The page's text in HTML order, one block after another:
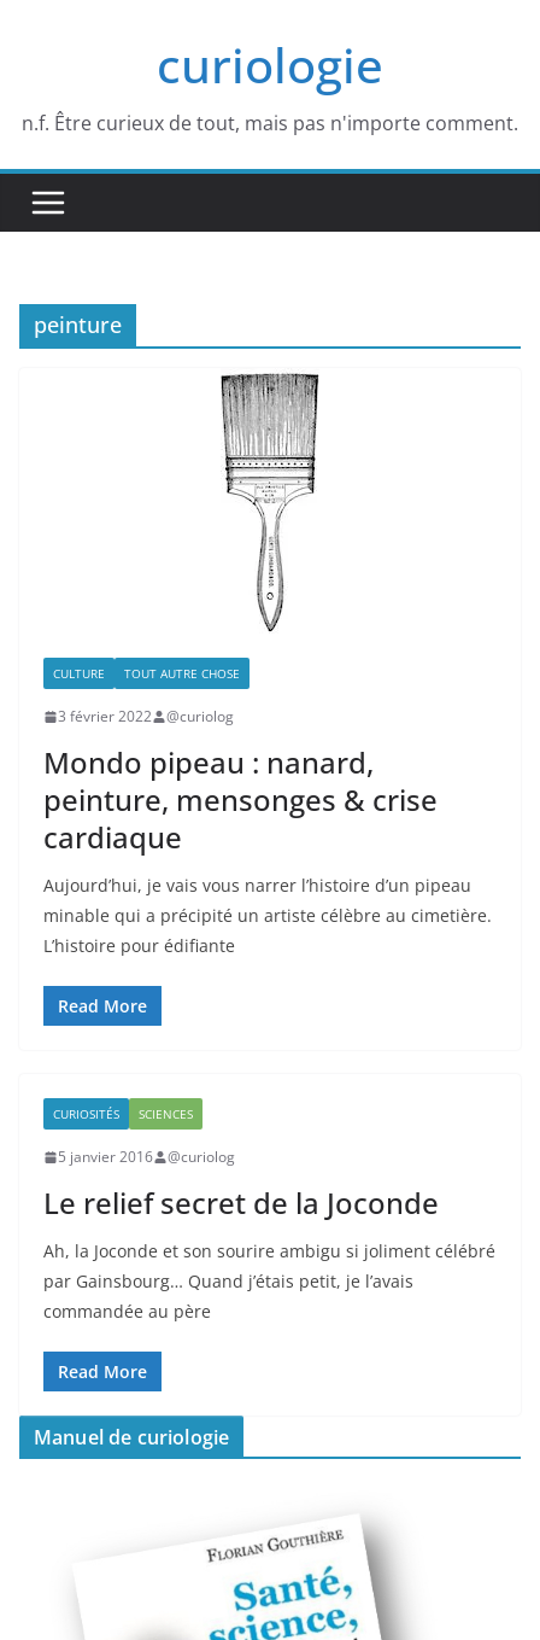
curiologie
n.f. Être curieux de tout, mais pas n'importe comment.
peinture
CULTURE TOUT AUTRE CHOSE
3 février 2022 @curiolog
Mondo pipeau : nanard,
peinture, mensonges & crise
cardiaque
Aujourd’hui, je vais vous narrer l’histoire d’un pipeau
minable qui a précipité un artiste célèbre au cimetière.
L’histoire pour édifiante
Read More
CURIOSITÉS SCIENCES
5 janvier 2016 @curiolog
Le relief secret de la Joconde
Ah, la Joconde et son sourire ambigu si joliment célébré
par Gainsbourg… Quand j’étais petit, je l’avais
commandée au père
Read More
Manuel de curiologie